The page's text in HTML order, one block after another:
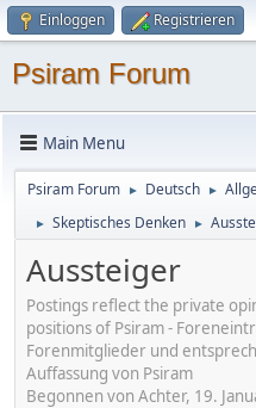
Einloggen Registrieren
Psiram Forum
Main Menu
Psiram Forum ► Deutsch ►
► Skeptisches Denken ►
Aussteiger
Postings reflect the private
positions of Psiram -
Forenmitglieder und
Auffassung von Psiram
Begonnen von Achter, 19.